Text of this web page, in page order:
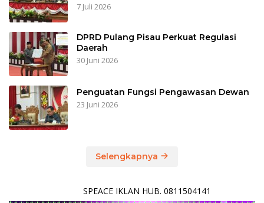
7 Juli 2026
DPRD Pulang Pisau Perkuat Regulasi
Daerah
30 Juni 2026
Penguatan Fungsi Pengawasan Dewan
23 Juni 2026
Selengkapnya
SPEACE IKLAN HUB. 0811504141